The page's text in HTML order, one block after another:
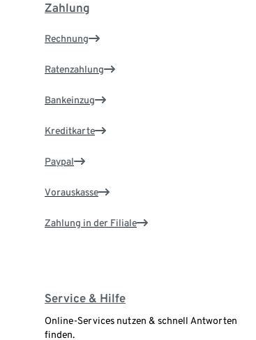
Zahlung
Rechnung
Ratenzahlung
Bankeinzug
Kreditkarte
Paypal
Vorauskasse
Zahlung in der Filiale
Service & Hilfe
Online-Services nutzen & schnell Antworten
finden.